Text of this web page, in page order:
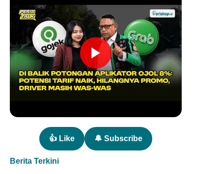
👍 Like 🔔 Subscribe
Berita Terkini